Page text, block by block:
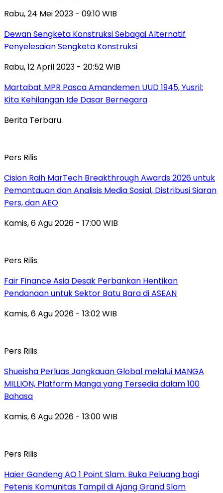
Rabu, 24 Mei 2023 - 09:10 WIB
Dewan Sengketa Konstruksi Sebagai Alternatif
Penyelesaian Sengketa Konstruksi
Rabu, 12 April 2023 - 20:52 WIB
Martabat MPR Pasca Amandemen UUD 1945, Yusril:
Kita Kehilangan Ide Dasar Bernegara
Berita Terbaru
Pers Rilis
Cision Raih MarTech Breakthrough Awards 2026 untuk
Pemantauan dan Analisis Media Sosial, Distribusi Siaran
Pers, dan AEO
Kamis, 6 Agu 2026 - 17:00 WIB
Pers Rilis
Fair Finance Asia Desak Perbankan Hentikan
Pendanaan untuk Sektor Batu Bara di ASEAN
Kamis, 6 Agu 2026 - 13:02 WIB
Pers Rilis
Shueisha Perluas Jangkauan Global melalui MANGA
MILLION, Platform Manga yang Tersedia dalam 100
Bahasa
Kamis, 6 Agu 2026 - 13:00 WIB
Pers Rilis
Haier Gandeng AO 1 Point Slam, Buka Peluang bagi
Petenis Komunitas Tampil di Ajang Grand Slam